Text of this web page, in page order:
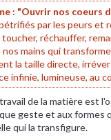
: "Ouvrir nos coeurs
par les peurs et
réchauffer,
nos mains qui
la taille directe,
infinie, lumineuse, au
de la matière est
geste et aux
qui la transfigure.